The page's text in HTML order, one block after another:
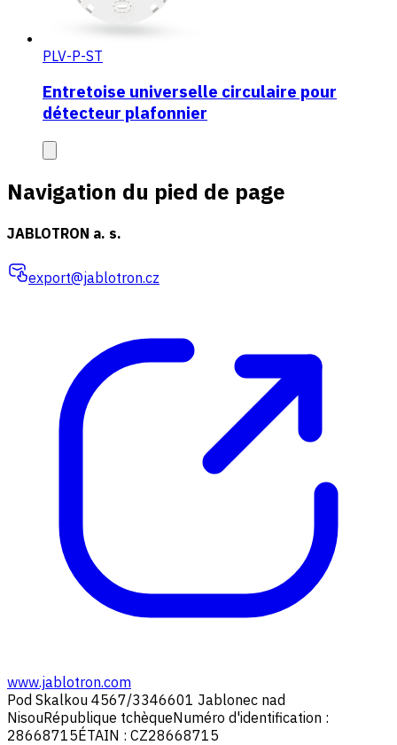
PLV-P-ST
Entretoise universelle circulaire pour
détecteur plafonnier
Navigation du pied de page
JABLOTRON a. s.
export@jablotron.cz
www.jablotron.com
Pod Skalkou 4567/3346601 Jablonec nad
NisouRépublique tchèqueNuméro d'identification :
28668715ÉTAIN : CZ28668715